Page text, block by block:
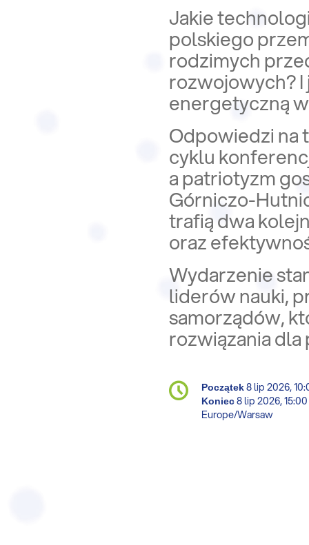
Jakie
polskiego
rodzimych
rozwojowych? I
energetyczną
Odpowiedzi na
cyklu
a patriotyzm
Górniczo-
trafią dwa
oraz
Wydarzenie
liderów nauki,
samorządów,
rozwiązania
Conference
information
Data/Czas
Początek8 lip 2026,
Koniec8 lip 2026, 15:00
All
Europe/Warsaw